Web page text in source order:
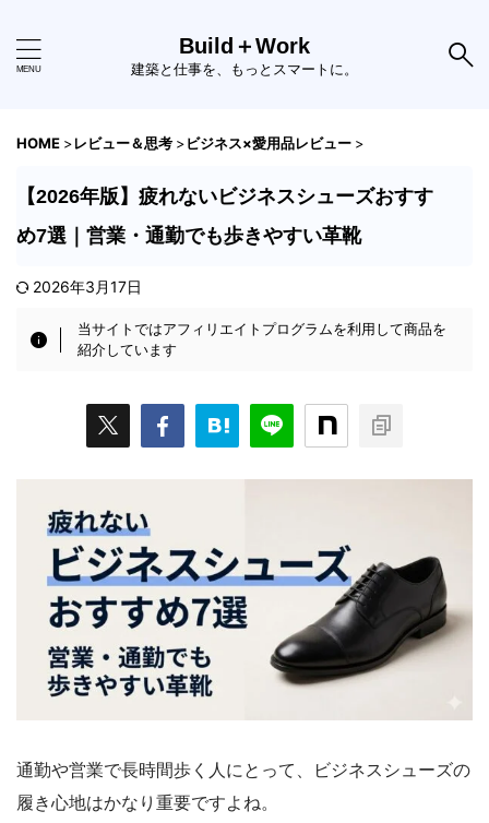
Build＋Work
建築と仕事を、もっとスマートに。
HOME >レビュー＆思考 >ビジネス×愛用品レビュー >
【2026年版】疲れないビジネスシューズおすす
め7選｜営業・通勤でも歩きやすい革靴
2026年3月17日
当サイトではアフィリエイトプログラムを利用して商品を
紹介しています
通勤や営業で長時間歩く人にとって、ビジネスシューズの
履き心地はかなり重要ですよね。